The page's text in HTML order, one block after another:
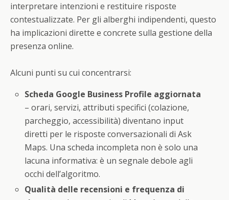
interpretare intenzioni e restituire risposte
contestualizzate. Per gli alberghi indipendenti, questo
ha implicazioni dirette e concrete sulla gestione della
presenza online.
Alcuni punti su cui concentrarsi:
Scheda Google Business Profile aggiornata
– orari, servizi, attributi specifici (colazione,
parcheggio, accessibilità) diventano input
diretti per le risposte conversazionali di Ask
Maps. Una scheda incompleta non è solo una
lacuna informativa: è un segnale debole agli
occhi dell’algoritmo.
Qualità delle recensioni e frequenza di